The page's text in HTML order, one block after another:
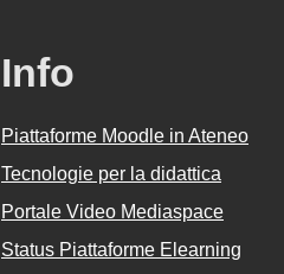
Info
Piattaforme Moodle in Ateneo
Tecnologie per la didattica
Portale Video Mediaspace
Status Piattaforme Elearning